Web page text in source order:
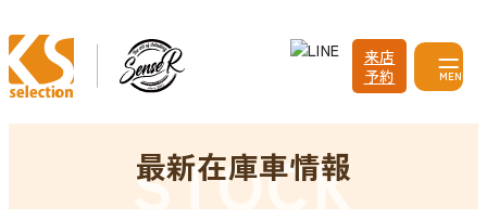
来店
予約
MENU
最新在庫車情報